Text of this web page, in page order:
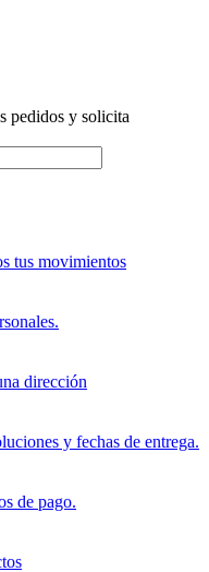
pedidos y solicita
tus movimientos
dirección
y fechas de entrega.
de pago.